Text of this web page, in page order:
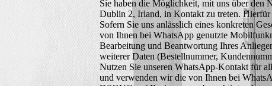
Sie haben die Möglichkeit, mit uns über den
Dublin 2, Irland, in Kontakt zu treten.
Sofern Sie uns anlässlich eines konkreten
von Ihnen bei WhatsApp genutzte
Bearbeitung und Beantwortung Ihres
weiterer Daten (Bestellnummer,
Nutzen Sie unseren WhatsApp-Kontakt für
und verwenden wir die von Ihnen bei